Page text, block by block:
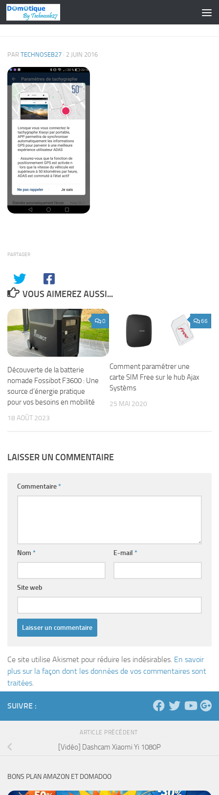
Skip to content
PAR TECHNOSEB27 · 2 JUIN 2016
PARTAGER
VOUS AIMEREZ AUSSI...
0
Découverte de la batterie
nomade Fossibot F3600 : Une
source d’énergie pratique
pour vos besoins en mobilité
18 AOÛT 2023
66
Comment paramétrer une
carte SIM Free sur le hub Ajax
Systèms
25 MAI 2020
LAISSER UN COMMENTAIRE
Commentaire*
Nom * E-mail *
Site web
Ce site utilise Akismet pour réduire les indésirables. En savoir
plus sur la façon dont les données de vos commentaires sont
traitées.
SUIVRE :
ARTICLE PRÉCÉDENT
[Vidéo] Dashcam Xiaomi Yi 1080P
BONS PLAN AMAZON ET DOMADOO